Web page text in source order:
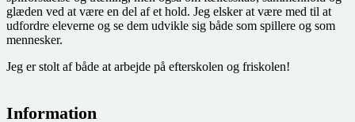
glæden ved at være en del af et hold. Jeg elsker at være med til at
udfordre eleverne og se dem udvikle sig både som spillere og som
mennesker.
Jeg er stolt af både at arbejde på efterskolen og friskolen!
Information